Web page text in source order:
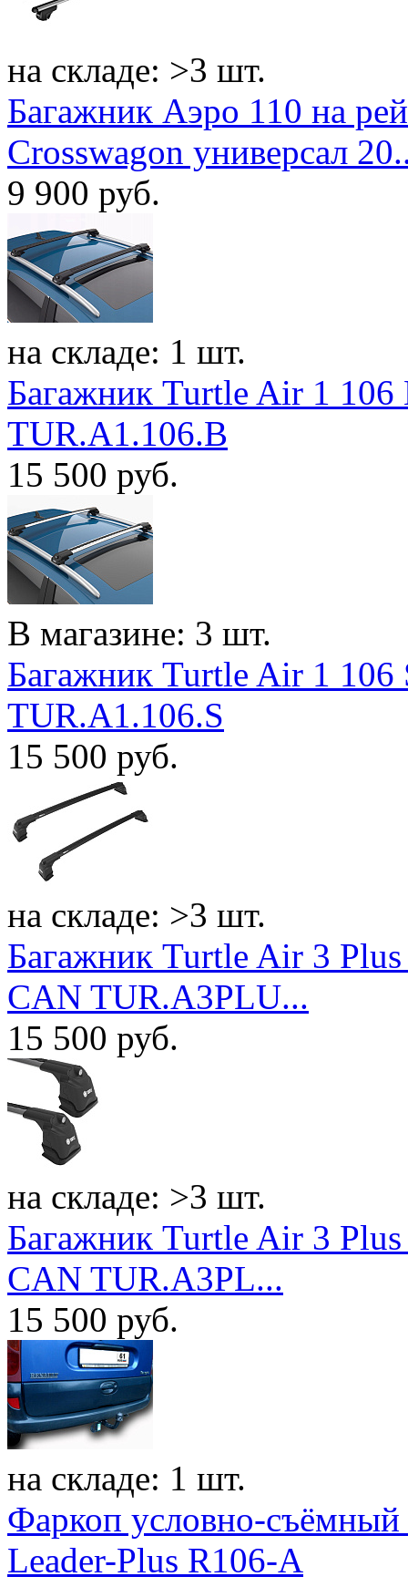
на складе: >3 шт.
Багажник Аэро 110 на
Crosswagon универсал
9 900 руб.
на складе: 1 шт.
Багажник Turtle Air 1
TUR.A1.106.B
15 500 руб.
В магазине: 3 шт.
Багажник Turtle Air 1
TUR.A1.106.S
15 500 руб.
на складе: >3 шт.
Багажник Turtle Air 3
CAN TUR.A3PLU...
15 500 руб.
на складе: >3 шт.
Багажник Turtle Air 3
CAN TUR.A3PL...
15 500 руб.
на складе: 1 шт.
Фаркоп условно-
Leader-Plus R106-A